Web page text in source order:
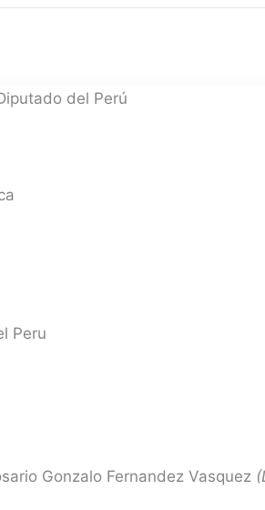
del Perú
Peru
Gonzalo Fernandez Vasquez